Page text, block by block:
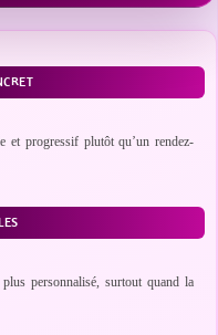
et progressif plutôt qu’un rendez-
personnalisé, surtout quand la